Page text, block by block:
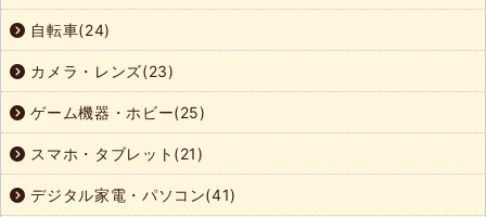
自転車(24)
カメラ・レンズ(23)
ゲーム機器・ホビー(25)
スマホ・タブレット(21)
デジタル家電・パソコン(41)